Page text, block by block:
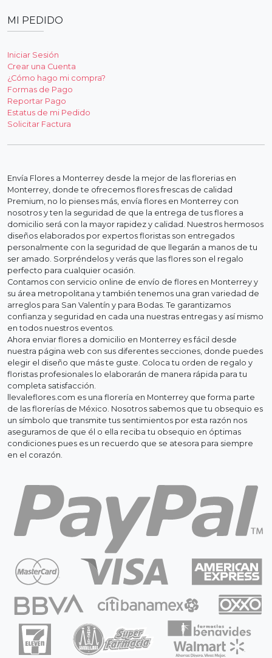
MI PEDIDO
Iniciar Sesión
Crear una Cuenta
¿Cómo hago mi compra?
Formas de Pago
Reportar Pago
Estatus de mi Pedido
Solicitar Factura
Envía Flores a Monterrey desde la mejor de las florerias en
Monterrey, donde te ofrecemos flores frescas de calidad
Premium, no lo pienses más, envía flores en Monterrey con
nosotros y ten la seguridad de que la entrega de tus flores a
domicilio será con la mayor rapidez y calidad. Nuestros hermosos
diseños elaborados por expertos floristas son entregados
personalmente con la seguridad de que llegarán a manos de tu
ser amado. Sorpréndelos y verás que las flores son el regalo
perfecto para cualquier ocasión.
Contamos con servicio online de envío de flores en Monterrey y
su área metropolitana y también tenemos una gran variedad de
arreglos para San Valentín y para Bodas. Te garantizamos
confianza y seguridad en cada una nuestras entregas y así mismo
en todos nuestros eventos.
Ahora enviar flores a domicilio en Monterrey es fácil desde
nuestra página web con sus diferentes secciones, donde puedes
elegir el diseño que más te guste. Coloca tu orden de regalo y
floristas profesionales lo elaborarán de manera rápida para tu
completa satisfacción.
llevaleflores.com es una florería en Monterrey que forma parte
de las florerías de México. Nosotros sabemos que tu obsequio es
un símbolo que transmite tus sentimientos por esta razón nos
aseguramos de que él o ella reciba tu obsequio en óptimas
condiciones pues es un recuerdo que se atesora para siempre
en el corazón.